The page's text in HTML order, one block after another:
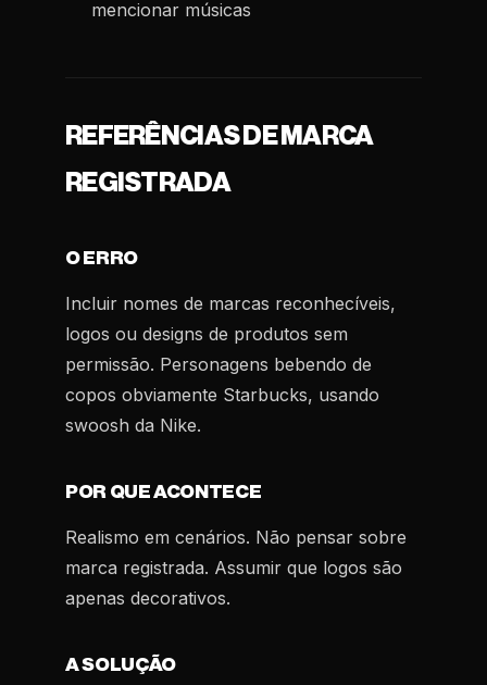
mencionar músicas
REFERÊNCIAS DE MARCA
REGISTRADA
O ERRO
Incluir nomes de marcas reconhecíveis,
logos ou designs de produtos sem
permissão. Personagens bebendo de
copos obviamente Starbucks, usando
swoosh da Nike.
POR QUE ACONTECE
Realismo em cenários. Não pensar sobre
marca registrada. Assumir que logos são
apenas decorativos.
A SOLUÇÃO